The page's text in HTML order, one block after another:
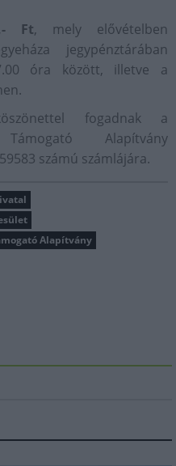
Ft, mely elővételben
jegypénztárában
óra között, illetve a
fogadnak a
Alapítvány
számú számlájára.
Alapítvány